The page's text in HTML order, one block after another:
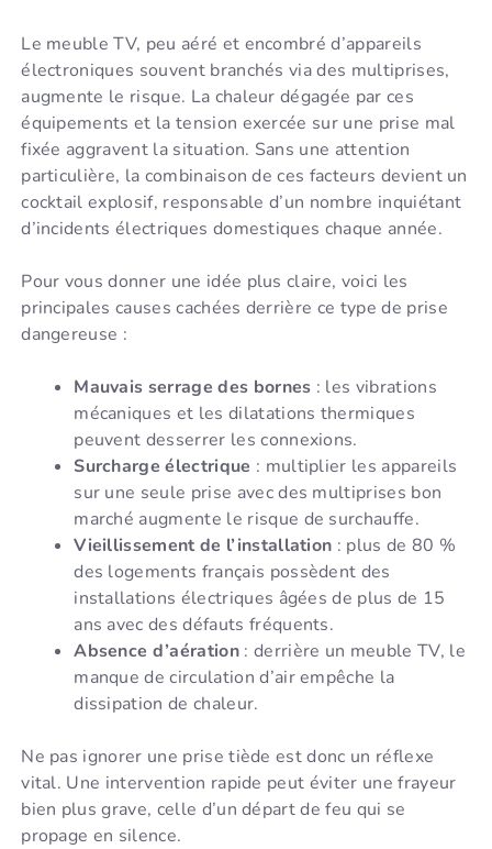
Le meuble TV, peu aéré et encombré d’appareils
électroniques souvent branchés via des multiprises,
augmente le risque. La chaleur dégagée par ces
équipements et la tension exercée sur une prise mal
fixée aggravent la situation. Sans une attention
particulière, la combinaison de ces facteurs devient un
cocktail explosif, responsable d’un nombre inquiétant
d’incidents électriques domestiques chaque année.
Pour vous donner une idée plus claire, voici les
principales causes cachées derrière ce type de prise
dangereuse :
Mauvais serrage des bornes : les vibrations
mécaniques et les dilatations thermiques
peuvent desserrer les connexions.
Surcharge électrique : multiplier les appareils
sur une seule prise avec des multiprises bon
marché augmente le risque de surchauffe.
Vieillissement de l’installation : plus de 80 %
des logements français possèdent des
installations électriques âgées de plus de 15
ans avec des défauts fréquents.
Absence d’aération: derrière un meuble TV, le
manque de circulation d’air empêche la
dissipation de chaleur.
Ne pas ignorer une prise tiède est donc un réflexe
vital. Une intervention rapide peut éviter une frayeur
bien plus grave, celle d’un départ de feu qui se
propage en silence.